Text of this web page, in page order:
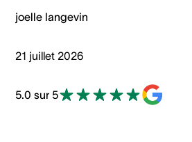
joelle langevin
21 juillet 2026
5.0 sur 5